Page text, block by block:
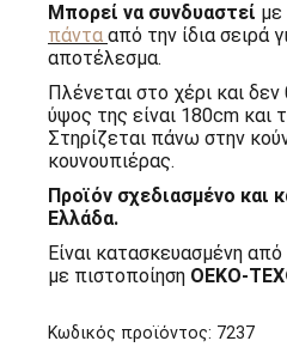
Μπορεί να συνδυαστεί με
πάντα από την ίδια σειρά
αποτέλεσμα.
Πλένεται στο χέρι και
ύψος της είναι 180cm και
Στηρίζεται πάνω στην
κουνουπιέρας.
Προϊόν σχεδιασμένο και
Ελλάδα.
Είναι κατασκευασμένη
με πιστοποίηση OEKO-
Κωδικός προϊόντος: 7237